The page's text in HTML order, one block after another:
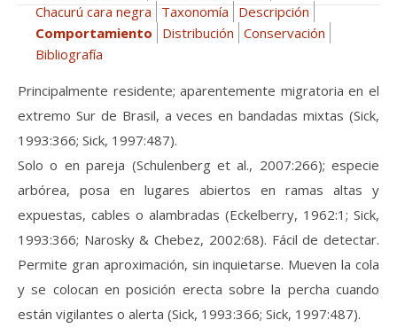
Chacurú cara negra
Taxonomía
Descripción
Comportamiento
Distribución Conservación
Bibliografía
Principalmente residente; aparentemente migratoria en el
extremo Sur de Brasil, a veces en bandadas mixtas (Sick,
1993:366; Sick, 1997:487).
Solo o en pareja (Schulenberg et al., 2007:266); especie
arbórea, posa en lugares abiertos en ramas altas y
expuestas, cables o alambradas (Eckelberry, 1962:1; Sick,
1993:366; Narosky & Chebez, 2002:68). Fácil de detectar.
Permite gran aproximación, sin inquietarse. Mueven la cola
y se colocan en posición erecta sobre la percha cuando
están vigilantes o alerta (Sick, 1993:366; Sick, 1997:487).